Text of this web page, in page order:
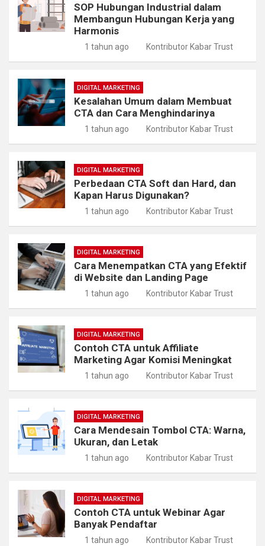
SOP Hubungan Industrial dalam
Membangun Hubungan Kerja yang
Harmonis
1 tahun ago Kontributor Kabar Trust
DIGITAL MARKETING
Kesalahan Umum dalam Membuat
CTA dan Cara Menghindarinya
1 tahun ago Kontributor Kabar Trust
DIGITAL MARKETING
Perbedaan CTA Soft dan Hard, dan
Kapan Harus Digunakan?
1 tahun ago Kontributor Kabar Trust
DIGITAL MARKETING
Cara Menempatkan CTA yang Efektif
di Website dan Landing Page
1 tahun ago Kontributor Kabar Trust
DIGITAL MARKETING
Contoh CTA untuk Affiliate
Marketing Agar Komisi Meningkat
1 tahun ago Kontributor Kabar Trust
DIGITAL MARKETING
Cara Mendesain Tombol CTA: Warna,
Ukuran, dan Letak
1 tahun ago Kontributor Kabar Trust
DIGITAL MARKETING
Contoh CTA untuk Webinar Agar
Banyak Pendaftar
1 tahun ago Kontributor Kabar Trust